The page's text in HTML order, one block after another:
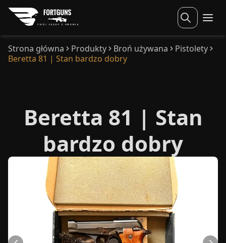
Strona główna Produkty Broń używana
Pistolety
Beretta 81 | Stan bardzo dobry
Beretta 81 | Stan
bardzo dobry